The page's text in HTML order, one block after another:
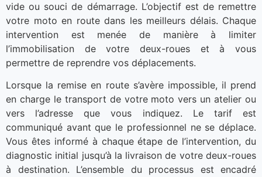
vide ou souci de démarrage. L’objectif est de remettre
votre moto en route dans les meilleurs délais. Chaque
intervention est menée de manière à limiter
l’immobilisation de votre deux-roues et à vous
permettre de reprendre vos déplacements.
Lorsque la remise en route s’avère impossible, il prend
en charge le transport de votre moto vers un atelier ou
vers l’adresse que vous indiquez. Le tarif est
communiqué avant que le professionnel ne se déplace.
Vous êtes informé à chaque étape de l’intervention, du
diagnostic initial jusqu’à la livraison de votre deux-roues
à destination. L’ensemble du processus est encadré